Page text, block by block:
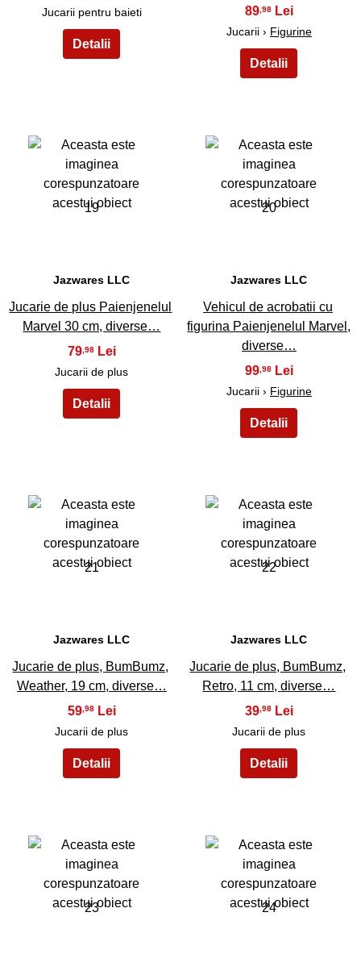
Jucarii pentru baieti
89,98
Jucarii › Figurine
19
Jazwares LLC
Jucarie de plus Paienjenelul
Marvel 30 cm, diverse…
79,98
Jucarii de plus
20
Jazwares LLC
Vehicul de acrobatii cu
figurina Paienjenelul Marvel,
diverse…
99,98
Jucarii › Figurine
21
Jazwares LLC
Jucarie de plus, BumBumz,
Weather, 19 cm, diverse…
59,98
Jucarii de plus
22
Jazwares LLC
Jucarie de plus, BumBumz,
Retro, 11 cm, diverse…
39,98
Jucarii de plus
23 24